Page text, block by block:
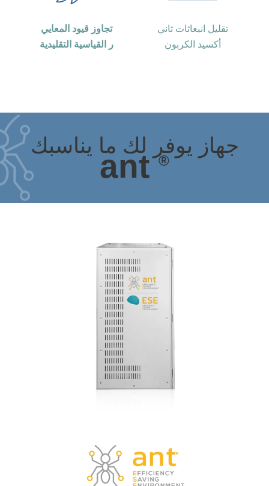
تجاوز قيود المعايي
ر القياسية التقليدية
تقليل انبعاثات ثاني
أكسيد الكربون
جهاز يوفر لك ما يناسبك
ant®